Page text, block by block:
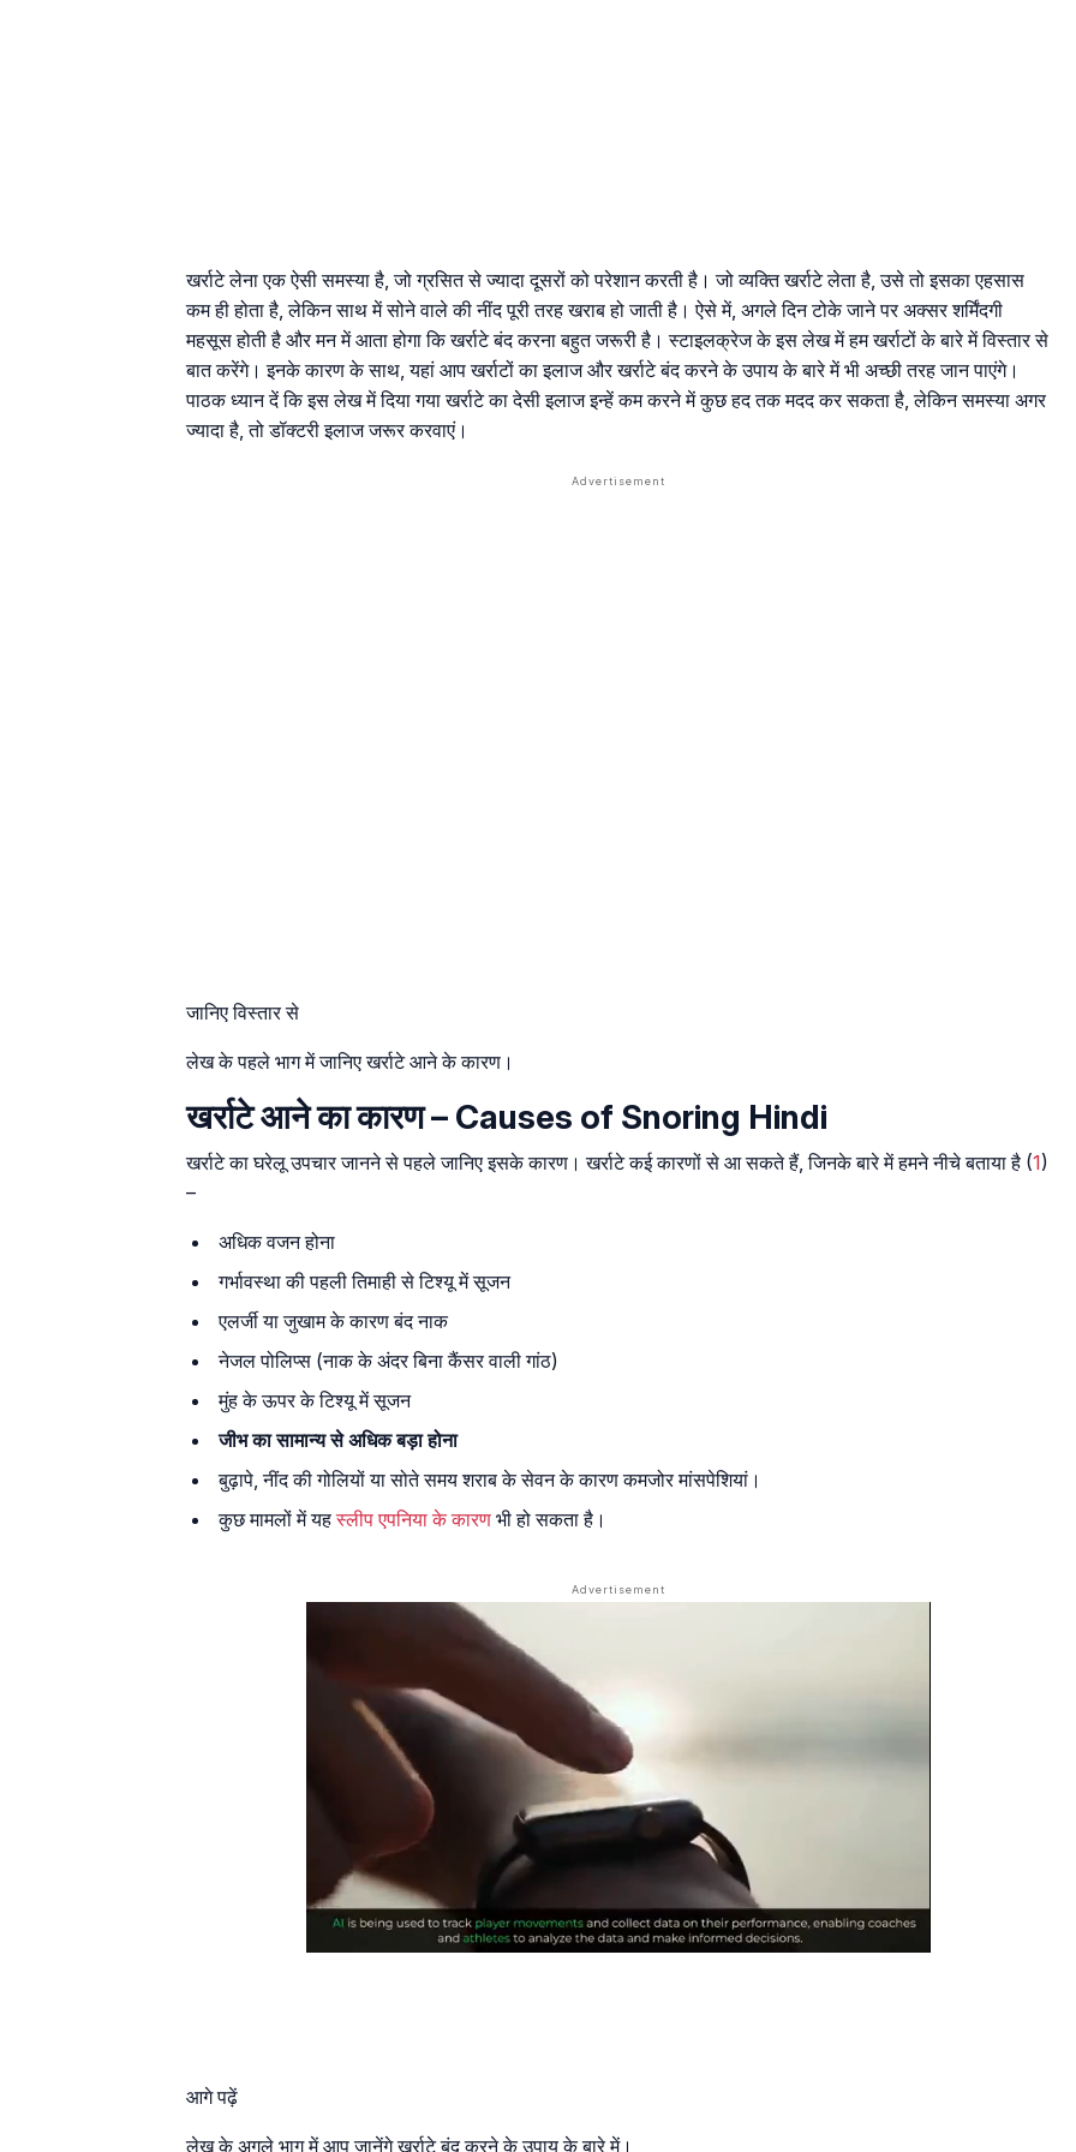
खर्राटे लेना एक ऐसी समस्या है, जो ग्रसित से ज्यादा दूसरों को परेशान करती है। जो व्यक्ति खर्राटे लेता है, उसे तो इसका एहसास
कम ही होता है, लेकिन साथ में सोने वाले की नींद पूरी तरह खराब हो जाती है। ऐसे में, अगले दिन टोके जाने पर अक्सर शर्मिंदगी
महसूस होती है और मन में आता होगा कि खर्राटे बंद करना बहुत जरूरी है। स्टाइलक्रेज के इस लेख में हम खर्राटों के बारे में विस्तार से
बात करेंगे। इनके कारण के साथ, यहां आप खर्राटों का इलाज और खर्राटे बंद करने के उपाय के बारे में भी अच्छी तरह जान पाएंगे।
पाठक ध्यान दें कि इस लेख में दिया गया खर्राटे का देसी इलाज इन्हें कम करने में कुछ हद तक मदद कर सकता है, लेकिन समस्या अगर
ज्यादा है, तो डॉक्टरी इलाज जरूर करवाएं।
जानिए विस्तार से
लेख के पहले भाग में जानिए खर्राटे आने के कारण।
खर्राटे आने का कारण – Causes of Snoring Hindi
खर्राटे का घरेलू उपचार जानने से पहले जानिए इसके कारण। खर्राटे कई कारणों से आ सकते हैं, जिनके बारे में हमने नीचे बताया है (1)
–
अधिक वजन होना
गर्भावस्था की पहली तिमाही से टिश्यू में सूजन
एलर्जी या जुखाम के कारण बंद नाक
नेजल पोलिप्स (नाक के अंदर बिना कैंसर वाली गांठ)
मुंह के ऊपर के टिश्यू में सूजन
जीभ का सामान्य से अधिक बड़ा होना
बुढ़ापे, नींद की गोलियों या सोते समय शराब के सेवन के कारण कमजोर मांसपेशियां।
कुछ मामलों में यहस्लीप एपनिया के कारण भी हो सकता है।
आगे पढ़ें
लेख के अगले भाग में आप जानेंगे खर्राटे बंद करने के उपाय के बारे में।